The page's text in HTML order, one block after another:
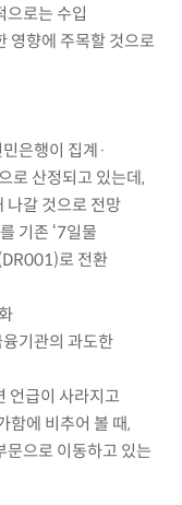
으로는 수입
영향에 주목할 것으로
은행이 집계·
로 산정되고 있는데,
나갈 것으로 전망
기존 ‘7일물
로 전환
기관의 과도한
언급이 사라지고
함에 비추어 볼 때,
문으로 이동하고 있는